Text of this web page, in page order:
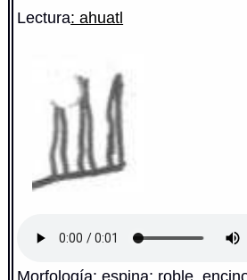
Lectura: ahuatl
Morfología: espina; roble,